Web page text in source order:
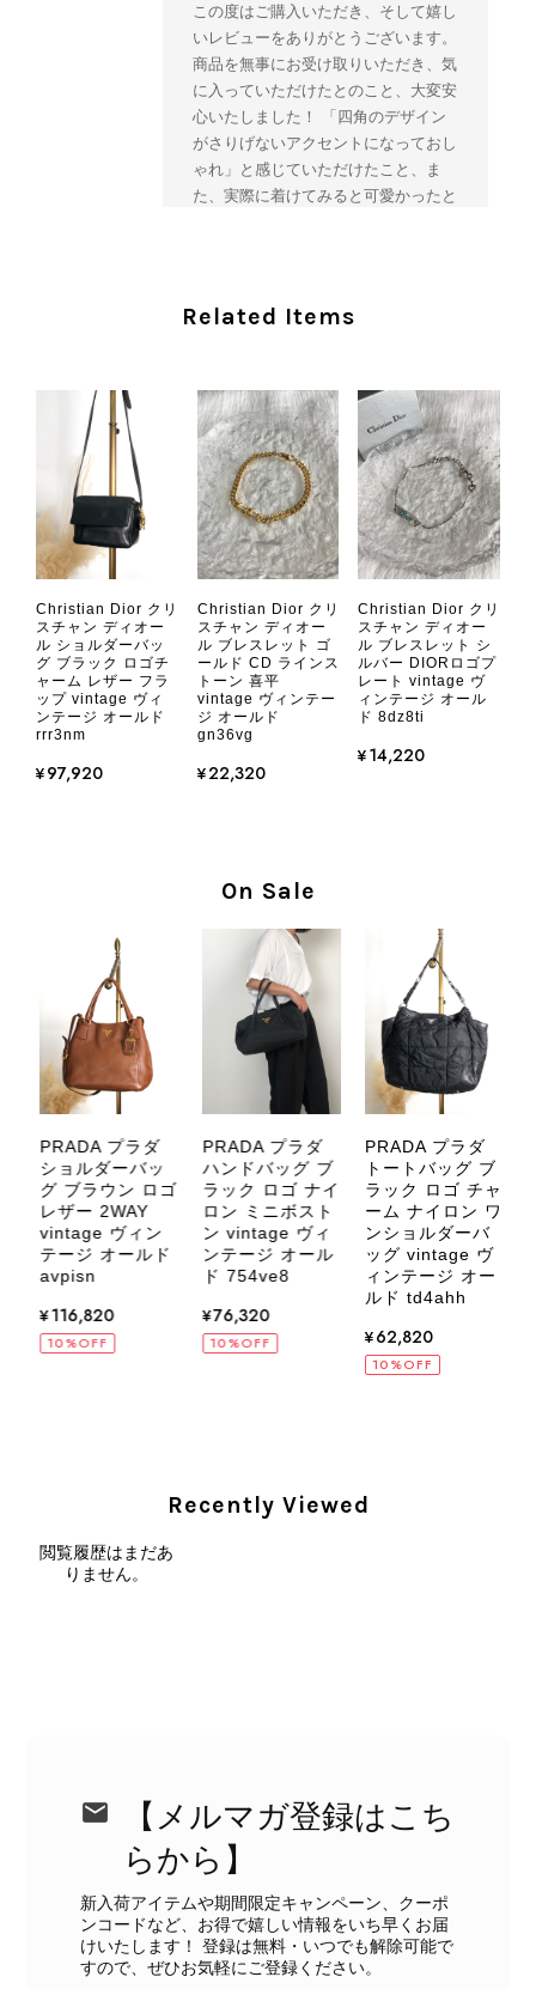
この度はご購入いただき、そして嬉し
いレビューをありがとうございます。
商品を無事にお受け取りいただき、気
に入っていただけたとのこと、大変安
心いたしました！ 「四角のデザイン
がさりげないアクセントになっておし
ゃれ」と感じていただけたこと、ま
た、実際に着けてみると可愛かったと
ご愛用いただけましたら幸いです。
談ください。 またご縁がございまし
たら、ぜひよろしくお願いいたしま
す。 VintageShop solo
2026/08/05
とても気に入りました、目立たないシャネルのロゴがとてもいい
です
この度はご購入いただき、そして素敵
心いたしました。 また、商品からヴ
じていただけたようで、スタッフ一同
大変励みになります！ ぜひこれから
末永くご愛用いただけましたら幸いで
す。 また気になる商品やご不明な点
などございましたら、いつでもお気軽
にご相談ください。 またご縁がござ
いましたら、ぜひよろしくお願いいた
します。 VintageShop solo
CELINE セリーヌ ブレスレット シルバー トリオンフ ホースビット SILVER925 vintage ヴィンテージ オールド 7f8hjn
2026/08/05
届いた商品は、写真には写っていない内側の蛇腹部分と全面ポケ
ットにカビがびっしりと生えていました。 とてもAランクとは思
ではなかったため、ショックも大きかったです。 私は今後こちら
で購入することはないですが、同じような思いをする購入者が出
ないよう、商品の状態をより正確に記載し、見えない部分も含め
て写真や説明で分かるよう改善していただきたいです。
この度は、楽しみにお待ちいただいた
Related Items
Christian Dior クリ
スチャン ディオー
ル ショルダーバッ
グ ブラック ロゴチ
ャーム レザー フラ
ップ vintage ヴィ
ンテージ オールド
rrr3nm
¥97,920
Christian Dior クリ
スチャン ディオー
ル ブレスレット ゴ
ールド CD ラインス
トーン 喜平
vintage ヴィンテー
ジ オールド
gn36vg
¥22,320
Christian Dior クリ
スチャン ディオー
ル ブレスレット シ
ルバー DIORロゴプ
レート vintage ヴ
ィンテージ オール
ド 8dz8ti
¥14,220
On Sale
PRADA プラダ
ショルダーバッ
グ ブラウン ロゴ
レザー 2WAY
vintage ヴィン
テージ オールド
avpisn
¥116,820
10%OFF
PRADA プラダ
ハンドバッグ ブ
ラック ロゴ ナイ
ロン ミニボスト
ン vintage ヴィ
ンテージ オール
ド 754ve8
¥76,320
10%OFF
PRADA プラダ
トートバッグ ブ
ラック ロゴ チャ
ーム ナイロン ワ
ンショルダーバ
ッグ vintage ヴ
ィンテージ オー
ルド td4ahh
¥62,820
10%OFF
Recently Viewed
閲覧履歴はまだあ
りません。
【メルマガ登録はこち
らから】
新入荷アイテムや期間限定キャンペーン、クーポ
ンコードなど、お得で嬉しい情報をいち早くお届
けいたします！ 登録は無料・いつでも解除可能で
すので、ぜひお気軽にご登録ください。